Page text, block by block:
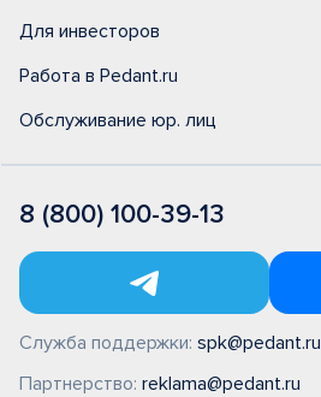
Для инвесторов
Работа в Pedant.ru
Обслуживание юр. лиц
8 (800) 100-39-13
Служба поддержки: spk@pedant.ru
Партнерство: reklama@pedant.ru